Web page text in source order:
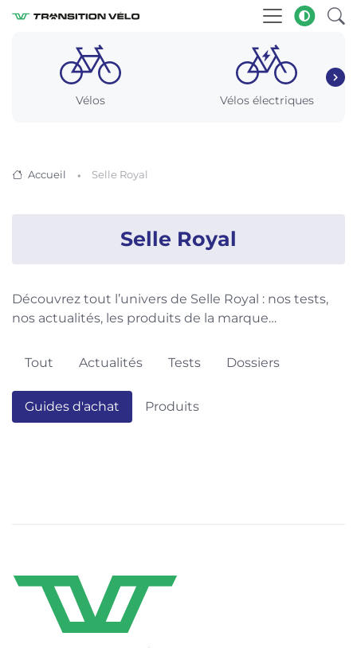
Vélos Vélos électriques
Accueil Selle Royal
Selle Royal
Découvrez tout l’univers de Selle Royal : nos tests,
nos actualités, les produits de la marque…
Tout Actualités Tests Dossiers
Guides d'achat Produits